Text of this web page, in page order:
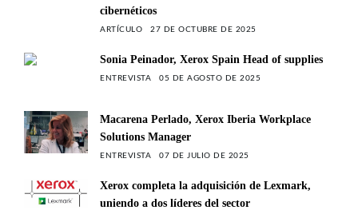
cibernéticos
ARTÍCULO 27 DE OCTUBRE DE 2025
Sonia Peinador, Xerox Spain Head of supplies
ENTREVISTA 05 DE AGOSTO DE 2025
Macarena Perlado, Xerox Iberia Workplace
Solutions Manager
ENTREVISTA 07 DE JULIO DE 2025
Xerox completa la adquisición de Lexmark,
uniendo a dos líderes del sector